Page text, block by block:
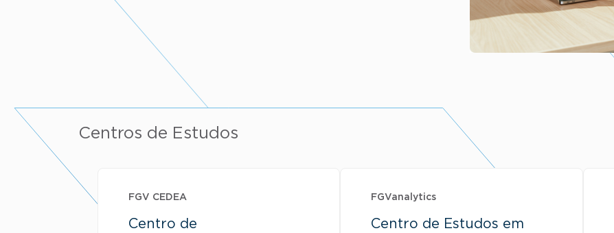
Centros de Estudos
FGV CEDEA
Centro de
FGVanalytics
Centro de Estudos em